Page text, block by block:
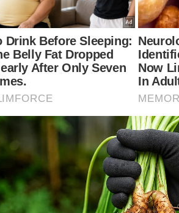
pandangan daripada wakil
organisasi ketika mengadakan
dalam majlis Sesi Libat Urus
Jumaat memberi 'cahaya’ dalam
ekonomi negara.
Pengarah Institut Pembangunan
Inklusif Malaysia, UKM (MINDA-
Dr Noor Azlan Ghazali berkata,
meletak kerangka utama
‘Memperkasa Ekonomi Madani’.
Katanya, dua serampang iaitu
pertumbuhan ekonomi dan